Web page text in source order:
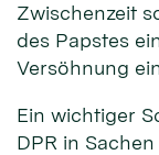
Zwischenzeit
des Papstes
Versöhnung
Ein wichtiger
DPR in